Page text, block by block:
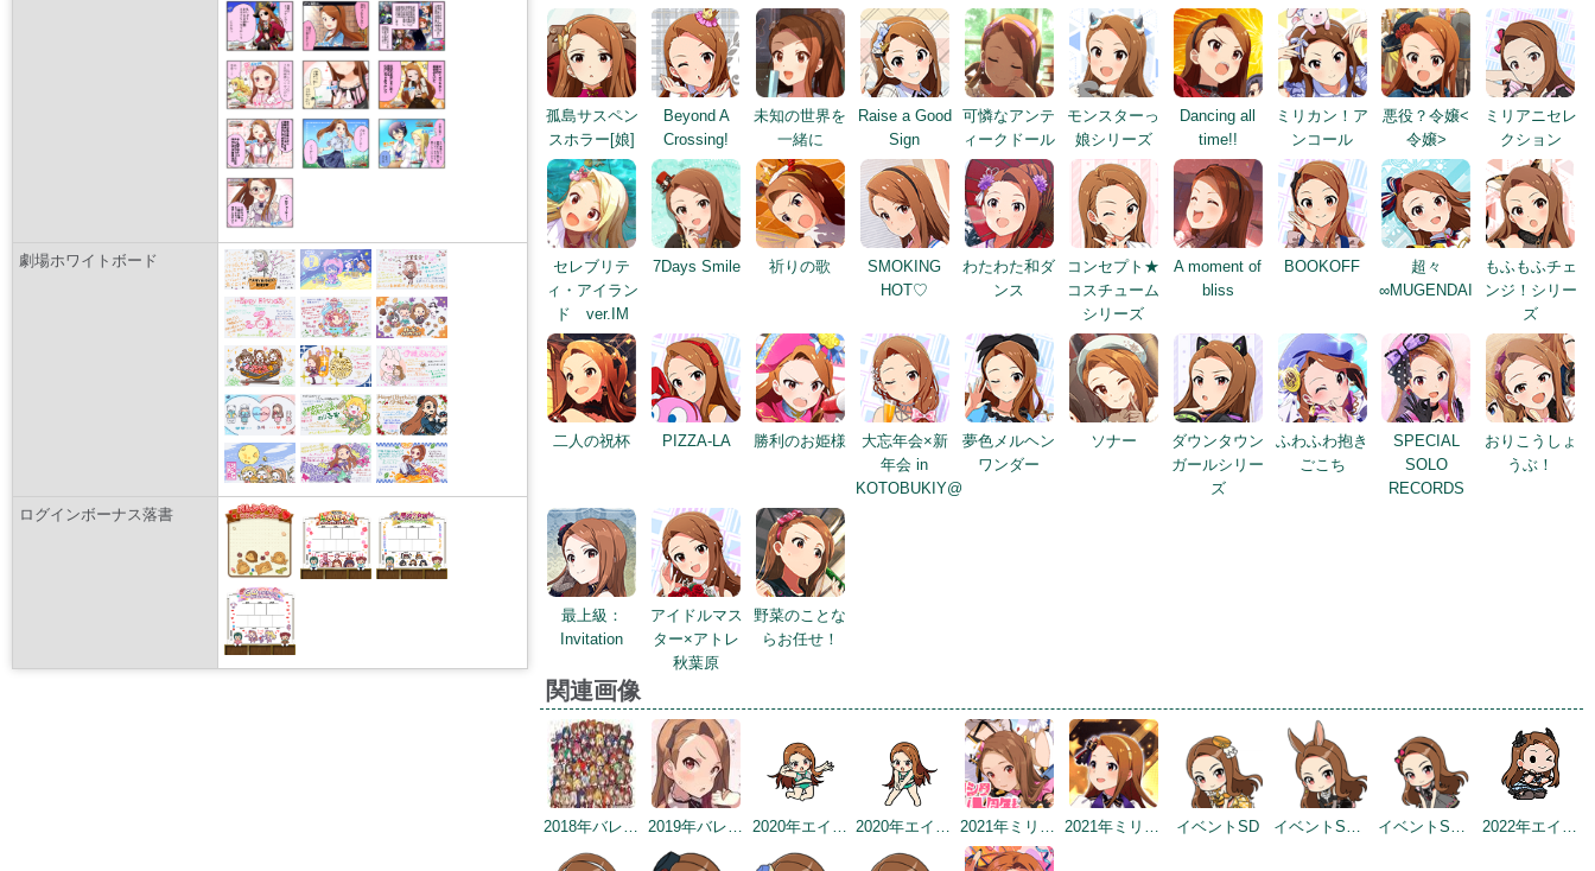
劇場ホワイトボード
ログインボーナス落書
孤島サスペン
スホラー[娘]
Beyond A
Crossing!
未知の世界を
一緒に
Raise a Good
Sign
可憐なアンテ
ィークドール
モンスターっ
娘シリーズ
Dancing all
time!!
ミリカン！ア
ンコール
悪役？令嬢<
令嬢>
ミリアニセレ
クション
セレブリテ
ィ・アイラン
ド ver.IM
7Days Smile 祈りの歌
SMOKING
HOT♡
わたわた和ダ
ンス
コンセプト★
コスチューム
シリーズ
A moment of
bliss
BOOKOFF
超々
∞MUGENDAI
もふもふチェ
ンジ！シリー
ズ
二人の祝杯 PIZZA-LA 勝利のお姫様
大忘年会×新
年会 in
KOTOBUKIY@
夢色メルヘン
ワンダー
ソナー
ダウンタウン
ガールシリー
ズ
ふわふわ抱き
ごこち
SPECIAL
SOLO
RECORDS
おりこうしょ
うぶ！
最上級：
Invitation
アイドルマス
ター×アトレ
秋葉原
野菜のことな
らお任せ！
関連画像
2018年バレンタインデー公式ツイート 2019年バレンタイントップ画面 2020年エイプリルフールネタ 2020年エイプリルフールネタ 2021年ミリシタ4周年カウントダウン（1日前） 2021年ミリシタ4周年トップ画面 イベントSD イベントSD #2 イベントSD #3 2022年エイプリルフールネタ